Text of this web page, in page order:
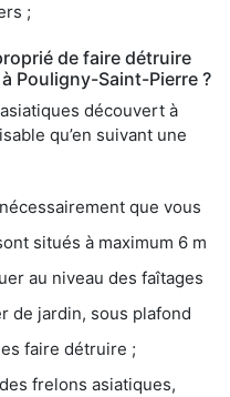
;
de faire détruire
Pouligny-Saint-Pierre ?
découvert à
qu’en suivant une
que vous
situés à maximum 6 m
au niveau des faîtages
de jardin, sous plafond
faire détruire ;
frelons asiatiques,